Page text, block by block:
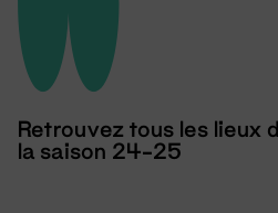
Retrouvez tous les lieux
la saison 24-25